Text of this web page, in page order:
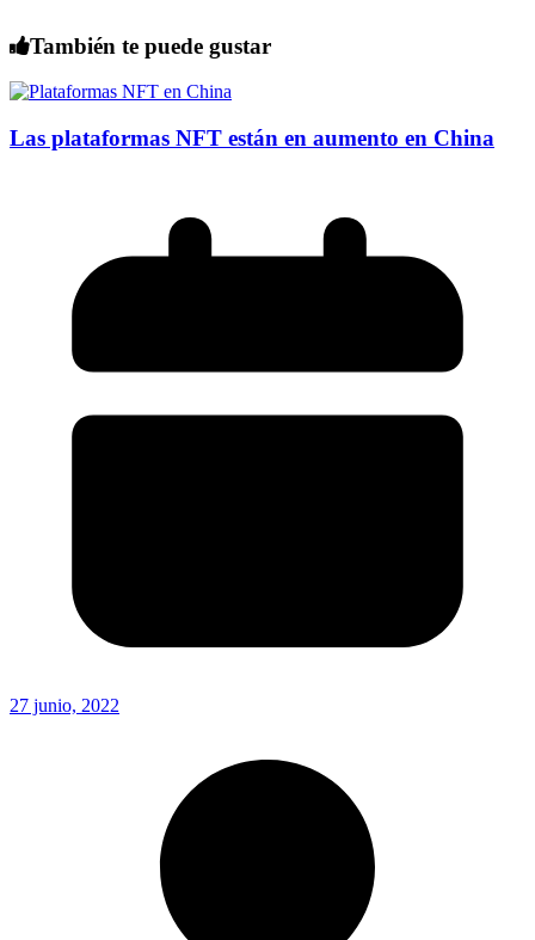
También te puede gustar
Las plataformas NFT están en aumento en China
27 junio, 2022